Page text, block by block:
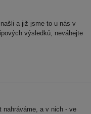
a již jsme to u nás v
výsledků, neváhejte
nahráváme, a v nich - ve